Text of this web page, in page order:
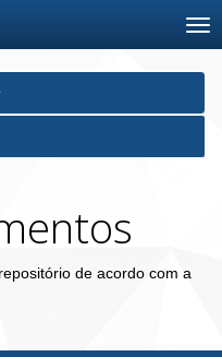
de acordo com a